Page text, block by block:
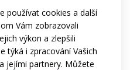
používat cookies a další
Vám zobrazovali
výkon a zlepšili
týká i zpracování Vašich
jejími partnery. Můžete